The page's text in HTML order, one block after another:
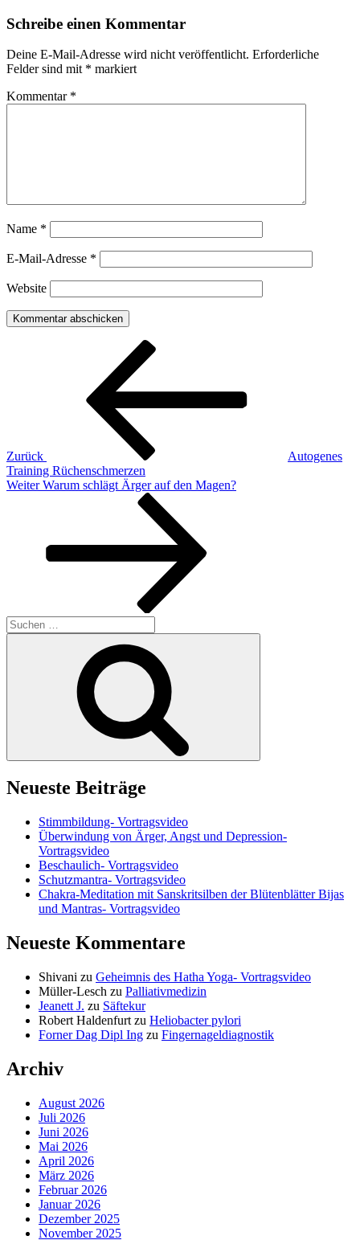
Schreibe einen Kommentar
Deine E-Mail-Adresse wird nicht veröffentlicht. Erforderliche
Felder sind mit * markiert
Kommentar *
Name *
E-Mail-Adresse *
Website
Beitragsnavigation
Zurück
Autogenes
Training Rüchenschmerzen
Nächster
Weiter Warum schlägt Ärger auf den Magen?
Suchen
nach:
Neueste Beiträge
Stimmbildung- Vortragsvideo
Überwindung von Ärger, Angst und Depression-
Vortragsvideo
Beschaulich- Vortragsvideo
Schutzmantra- Vortragsvideo
Chakra-Meditation mit Sanskritsilben der Blütenblätter Bijas
und Mantras- Vortragsvideo
Neueste Kommentare
Shivani zu Geheimnis des Hatha Yoga- Vortragsvideo
Müller-Lesch zu Palliativmedizin
Jeanett J. zu Säftekur
Robert Haldenfurt zu Heliobacter pylori
Forner Dag Dipl Ing zu Fingernageldiagnostik
Archiv
August 2026
Juli 2026
Juni 2026
Mai 2026
April 2026
März 2026
Februar 2026
Januar 2026
Dezember 2025
November 2025